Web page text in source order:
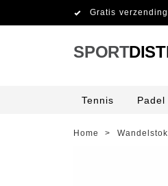
Gratis
SPORT
Tennis Padel
Home >